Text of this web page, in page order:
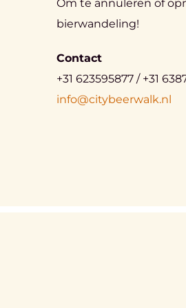
Om te annuleren of
bierwandeling!
Contact
+31 623595877 / +31
info@citybeerwalk.nl